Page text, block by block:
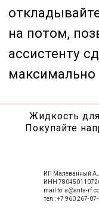
Жидкость
Покупайте
ИП Малеванный
ИНН
тел.: +7 960 267-
mail to: a@anta-